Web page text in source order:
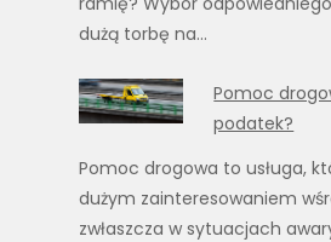
dużą torbę na…
Pomoc
podatek?
Pomoc drogowa to usługa,
dużym zainteresowaniem
zwłaszcza w sytuacjach